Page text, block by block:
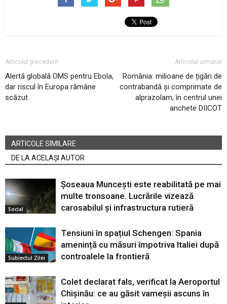
Articolul precedent
Alertă globală OMS pentru Ebola,
dar riscul în Europa rămâne
scăzut
Articolul următor
România: milioane de țigări de
contrabandă și comprimate de
alprazolam, în centrul unei
anchete DIICOT
ARTICOLE SIMILARE
DE LA ACELAȘI AUTOR
Social
Șoseaua Muncești este reabilitată pe mai
multe tronsoane. Lucrările vizează
carosabilul și infrastructura rutieră
Subiectul Zilei
Tensiuni în spațiul Schengen: Spania
amenință cu măsuri împotriva Italiei după
controalele la frontieră
Colet declarat fals, verificat la Aeroportul
Chișinău: ce au găsit vameșii ascuns în